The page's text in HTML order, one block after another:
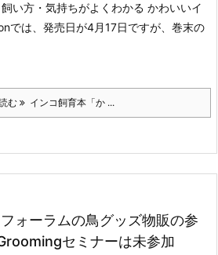
飼い方・気持ちがよくわかる かわいいイ
では、発売日が4月17日ですが、巻末の
む インコ飼育本「か ...
ォーラムの鳥グッズ物販の参
セミナーは未参加